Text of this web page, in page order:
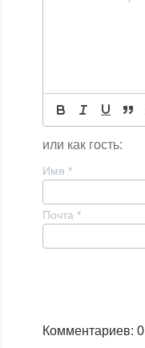
или как гость:
Имя *
Почта *
Комментариев: 0